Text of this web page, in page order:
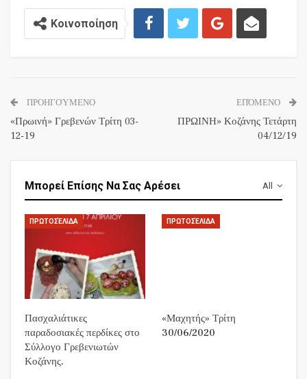
Κοινοποίηση
ΠΡΟΗΓΟΎΜΕΝΟ
«Πρωινή» Γρεβενών Τρίτη 03-
12-19
ΕΠΌΜΕΝΟ
ΠΡΩΙΝΗ» Κοζάνης Τετάρτη
04/12/19
All
Μπορεί Επίσης Να Σας Αρέσει
ΠΡΩΤΟΣΈΛΙΔΑ
Πασχαλιάτικες
παραδοσιακές περδίκες στο
Σύλλογο Γρεβενιωτών
Κοζάνης.
ΠΡΩΤΟΣΈΛΙΔΑ
«Μαχητής» Τρίτη
30/06/2020